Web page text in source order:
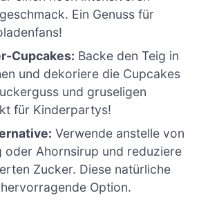
Ein Genuss für
Cupcakes: Backe den Teig in
und dekoriere die Cupcakes
und gruseligen
für Kinderpartys!
Verwende anstelle von
oder Ahornsirup und reduziere
Zucker. Diese natürliche
Option.